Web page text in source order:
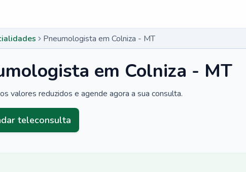
Pneumologista em Colniza - MT
em Colniza - MT
valores reduzidos e agende agora a sua consulta.
teleconsulta